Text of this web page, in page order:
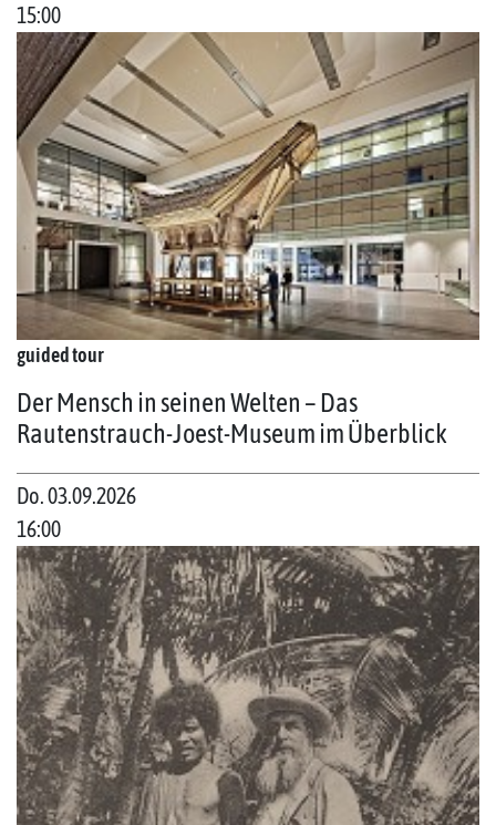
15:00
guided tour
Der Mensch in seinen Welten – Das
Rautenstrauch-Joest-Museum im Überblick
Do. 03.09.2026
16:00